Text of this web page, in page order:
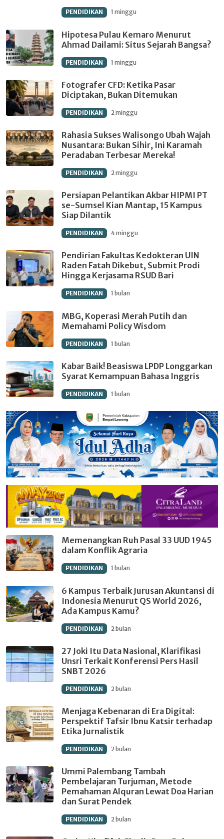
PENDIDIKAN 1 minggu
Hipotesa Pulau Kemaro Menurut
Ahmad Dailami: Situs Sejarah Bangsa?
PENDIDIKAN 1 minggu
Fotografer CFD: Ketika Pasar
Diciptakan, Bukan Ditemukan
PENDIDIKAN 2 minggu
Rahasia Sukses Walisongo Ubah Wajah
Nusantara: Bukan Sihir, Ini Karamah
Peradaban Terbesar Mereka!
PENDIDIKAN 2 minggu
Persiapan Pelantikan Akbar HIPMI PT
se-Sumsel Kian Mantap, 15 Kampus
Siap Dilantik
PENDIDIKAN 4 minggu
Pendirian Fakultas Kedokteran UIN
Raden Fatah Dikebut, Submit Prodi
Hingga Kerjasama RSUD Bari
PENDIDIKAN 1 bulan
MBG, Koperasi Merah Putih dan
Memahami Policy Wisdom
PENDIDIKAN 1 bulan
Kabar Baik! Beasiswa LPDP Longgarkan
Syarat Kemampuan Bahasa Inggris
PENDIDIKAN 1 bulan
Memenangkan Ruh Pasal 33 UUD 1945
dalam Konflik Agraria
PENDIDIKAN 1 bulan
6 Kampus Terbaik Jurusan Akuntansi di
Indonesia Menurut QS World 2026,
Ada Kampus Kamu?
PENDIDIKAN 2 bulan
27 Joki Itu Data Nasional, Klarifikasi
Unsri Terkait Konferensi Pers Hasil
SNBT 2026
PENDIDIKAN 2 bulan
Menjaga Kebenaran di Era Digital:
Perspektif Tafsir Ibnu Katsir terhadap
Etika Jurnalistik
PENDIDIKAN 2 bulan
Ummi Palembang Tambah
Pembelajaran Turjuman, Metode
Pemahaman Alquran Lewat Doa Harian
dan Surat Pendek
PENDIDIKAN 2 bulan